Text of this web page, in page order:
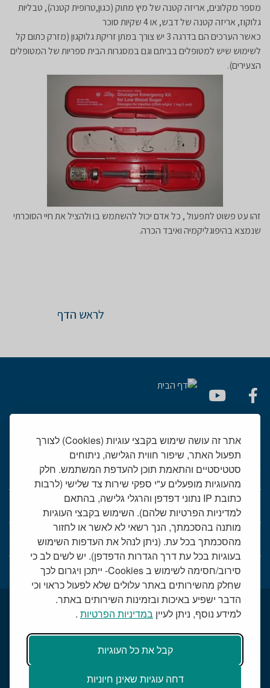
אתר זה עושה שימוש בקבצי עוגיות (Cookies) לצורך
תפעול האתר, שיפור חווית הגלישה, ניתוחים
סטטיסטיים והתאמת תוכן להעדפת המשתמש. חלק
מהעוגיות מופעלים ע"י ספקי שירות צד שלישי (לרבות
כתובת IP נתוני דפדפן והרגלי גלישה, בהתאם
למדיניות הפרטיות שלהם). השימוש בקבצי העוגיות
מותנה בהסכמתך, הנך רשאי לא לאשר או לחזור
מהסכמתך בכל עת. (ניתן לנהל את העדפות השימוש
בעוגיות בכל עת דרך הגדרות הדפדפן). יש לשים לב כי
סירוב/חסימה לשימוש ב Cookies- ייתכן ויגרום לכך
שחלק מהשירותים באתר עלולים שלא לפעול כראוי וכי
הדבר ישפיע באיכות ובזמינות השירותים באתר.
למידע נוסף, ניתן לעיין במדיניות הפרטיות .
קבל את כל העוגיות
דחה עוגיות שאינן חיוניות
מספר מקלונים, אריזה קטנה של מיץ מתוק (כגון,טרופית קטנה), טבליות
גלוקוז, אריזה קטנה של דבש, או 4 שקיות סוכר
כאשר הערכים הם בדרגה 3 יש צורך במתן זריקת גלוקגון (מזרק כתום קל
לשימוש שיש למטופלים בביתם וגם במסגרות הבית ספריות של המטופלים
הצעירים).
זהו עט פשוט לתפעול , כל אדם יכול להשתמש בו ולהציל את חיי הסוכרתי
שנמצא בהיפוגליקמיה ואיבד הכרה.
לראש הדף
יחידות רפואיות
אודות המרכז הרפואי שמיר
שמיר אישי - פורטל מטופלים
טלמדיסין - שירות וידאו למרפאות חוץ
תנאי שימוש באתר דרושים בשמיר
דרכי הגעה למרכז הרפואי
מפת התמצאות
תקנון קמפיין יולדות